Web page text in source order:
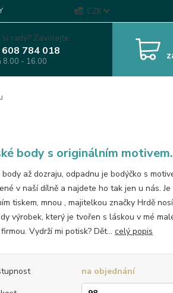
CZK
rady? Zavolejte.
784 018
8.00 - 16.00
body s originálním motivem.
až dozraju, odpadnu je bodýčko s
v naší dílně a najdete ho tak jen u nás.
tiskem, mnou , majitelkou značky Hrdě
výrobek, který je tvořen s láskou v mé
Vydrží mi potisk? Dět... celý popis
na objednání